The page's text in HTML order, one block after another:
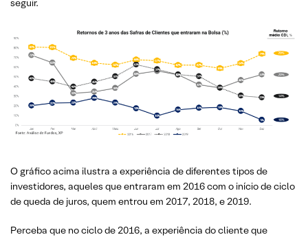
seguir.
O gráfico acima ilustra a experiência de diferentes tipos de
investidores, aqueles que entraram em 2016 com o início de ciclo
de queda de juros, quem entrou em 2017, 2018, e 2019.
Perceba que no ciclo de 2016, a experiência do cliente que